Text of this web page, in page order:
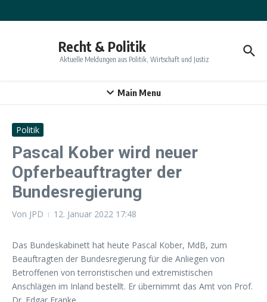
Recht & Politik
Aktuelle Meldungen aus Politik, Wirtschaft und Justiz
Main Menu
Politik
Pascal Kober wird neuer
Opferbeauftragter der
Bundesregierung
Von JPD 12. Januar 2022 17:48
Das Bundeskabinett hat heute Pascal Kober, MdB, zum
Beauftragten der Bundesregierung für die Anliegen von
Betroffenen von terroristischen und extremistischen
Anschlägen im Inland bestellt. Er übernimmt das Amt von Prof.